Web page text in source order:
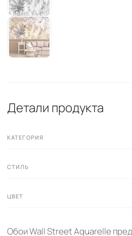
Детали продукта
КАТЕГОРИЯ
СТИЛЬ
ЦВЕТ
Обои Wall Street Aquarelle